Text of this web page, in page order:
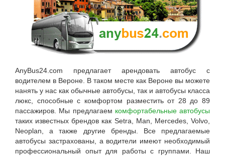
AnyBus24.com предлагает арендовать автобус с
водителем в Вероне . В таком месте как Вероне вы можете
нанять у нас как обычные автобусы, так и автобусы класса
люкс, способные с комфортом разместить от 28 до 89
пассажиров. Мы предлагаем комфортабельные автобусы
таких известных брендов как Setra, Man, Mercedes, Volvo,
Neoplan, а также другие бренды. Все предлагаемые
автобусы застрахованы, а водители имеют необходимый
профессиональный опыт для работы с группами. Наш